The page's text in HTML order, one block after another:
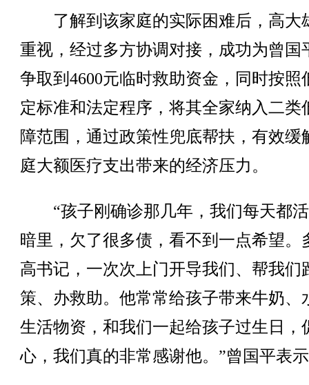
了解到该家庭的实际困难后，高大
重视，经过多方协调对接，成功为曾国
争取到4600元临时救助资金，同时按照
定标准和法定程序，将其全家纳入二类
障范围，通过政策性兜底帮扶，有效缓
庭大额医疗支出带来的经济压力。
“孩子刚确诊那几年，我们每天都
暗里，欠了很多债，看不到一点希望。
高书记，一次次上门开导我们、帮我们
策、办救助。他常常给孩子带来牛奶、
生活物资，和我们一起给孩子过生日，
心，我们真的非常感谢他。”曾国平表